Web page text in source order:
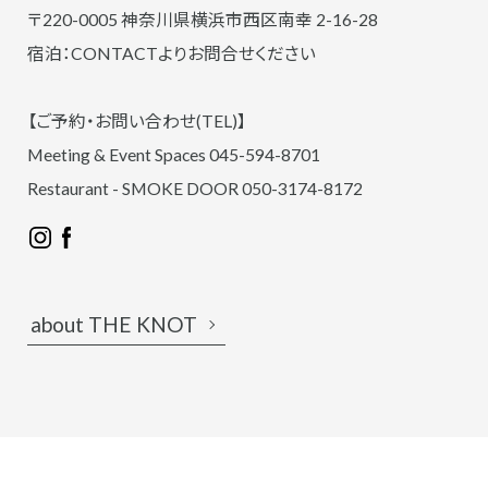
〒220-0005 神奈川県横浜市西区南幸 2-16-28
宿泊：CONTACTよりお問合せください
【ご予約・お問い合わせ(TEL)】
Meeting & Event Spaces 045-594-8701
Restaurant - SMOKE DOOR 050-3174-8172
about THE KNOT